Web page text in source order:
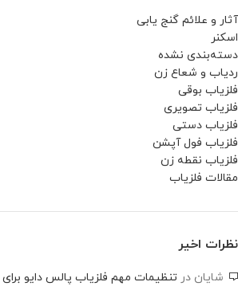
آثار و علائم گنج یابی
اسکنر
دسته‌بندی نشده
ردیاب و شعاع زن
فلزیاب بوقی
فلزیاب تصویری
فلزیاب دستی
فلزیاب فول آپشن
فلزیاب نقطه زن
مقالات فلزیاب
نظرات اخیر
شایان در تنظیمات مهم فلزیاب پالس دایو برای